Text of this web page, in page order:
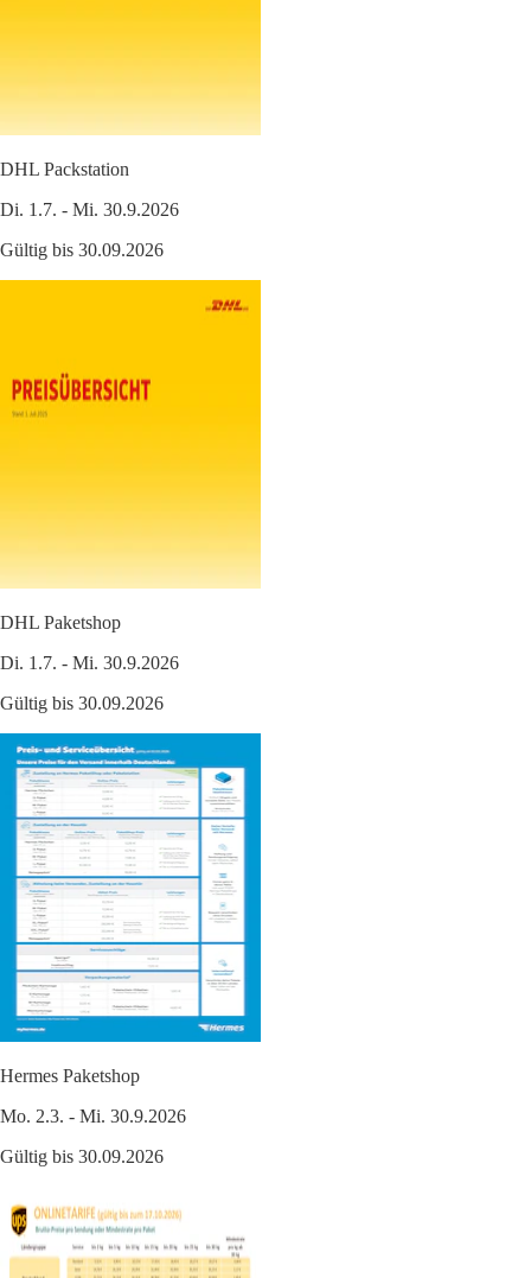
DHL Packstation
Di. 1.7. - Mi. 30.9.2026
Gültig bis 30.09.2026
DHL Paketshop
Di. 1.7. - Mi. 30.9.2026
Gültig bis 30.09.2026
Hermes Paketshop
Mo. 2.3. - Mi. 30.9.2026
Gültig bis 30.09.2026